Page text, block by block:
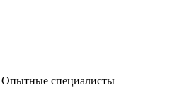
Опытные специалисты